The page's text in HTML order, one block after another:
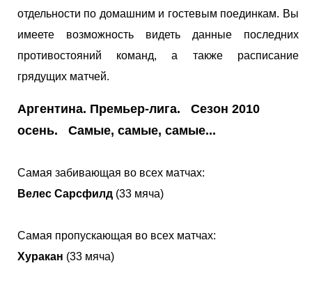
отдельности по домашним и гостевым поединкам. Вы
имеете возможность видеть данные последних
противостояний команд, а также расписание
грядущих матчей.
Аргентина. Премьер-лига. Сезон 2010
осень. Самые, самые, самые...
Самая забивающая во всех матчах:
Велес Сарсфилд (33 мяча)
Самая пропускающая во всех матчах:
Хуракан (33 мяча)